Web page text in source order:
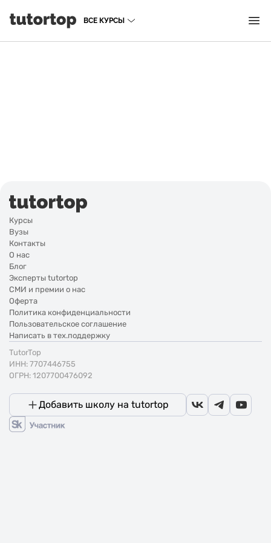
ВСЕ КУРСЫ
Курсы
Вузы
Контакты
О нас
Блог
Эксперты tutortop
СМИ и премии о нас
Оферта
Политика конфиденциальности
Пользовательское соглашение
Написать в тех.поддержку
TutorTop
ИНН: 7707446755
ОГРН: 1207700476092
Добавить школу на tutortop